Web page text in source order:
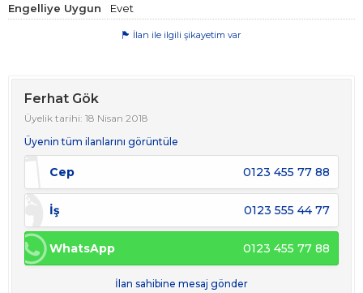
Engelliye Uygun
Evet
İlan ile ilgili şikayetim var
Ferhat Gök
Üyelik tarihi: 18 Nisan 2018
Üyenin tüm ilanlarını görüntüle
Cep 0123 455 77 88
İş 0123 555 44 77
WhatsApp 0123 455 77 88
İlan sahibine mesaj gönder